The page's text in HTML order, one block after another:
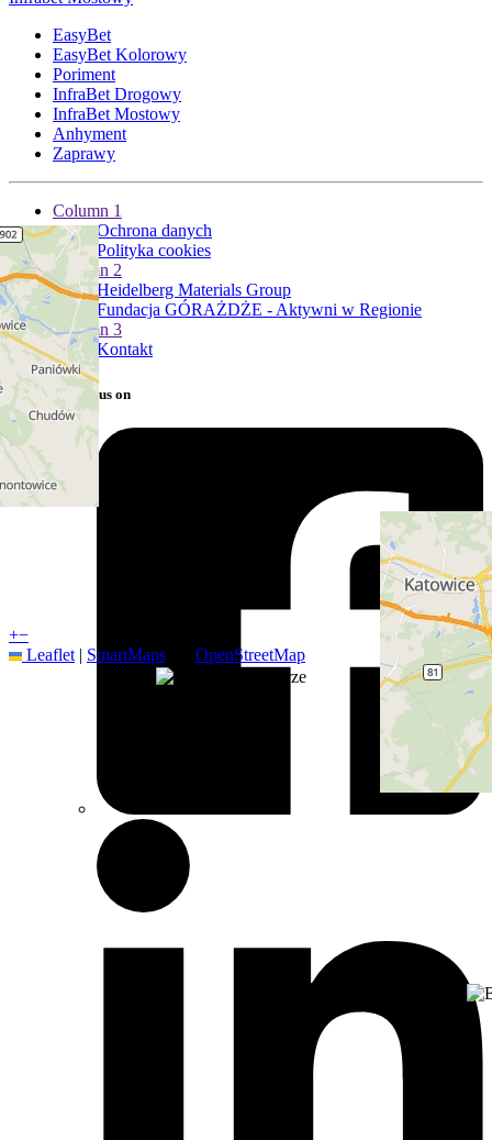
+−
Leaflet | SmartMaps OpenStreetMap
EasyBet
EasyBet Kolorowy
Poriment
InfraBet Drogowy
InfraBet Mostowy
Anhyment
Zaprawy
Column 1
Ochrona danych
Polityka cookies
Column 2
Heidelberg Materials Group
Fundacja GÓRAŻDŻE - Aktywni w Regionie
Column 3
Kontakt
Follow us on